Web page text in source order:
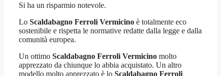
Si ha un risparmio notevole.
Lo Scaldabagno Ferroli Vermicino è totalmente eco
sostenibile e rispetta le normative redatte dalla legge e dalla
comunità europea.
Un ottimo Scaldabagno Ferroli Vermicino molto
apprezzato da chiunque lo abbia acquistato. Un altro
modello molto apprezzato è lo Scaldabagno Ferroli